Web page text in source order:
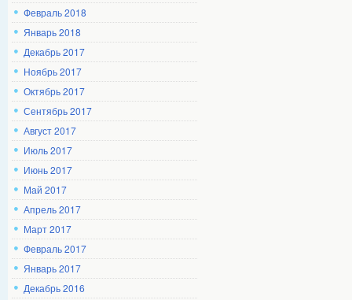
Февраль 2018
Январь 2018
Декабрь 2017
Ноябрь 2017
Октябрь 2017
Сентябрь 2017
Август 2017
Июль 2017
Июнь 2017
Май 2017
Апрель 2017
Март 2017
Февраль 2017
Январь 2017
Декабрь 2016